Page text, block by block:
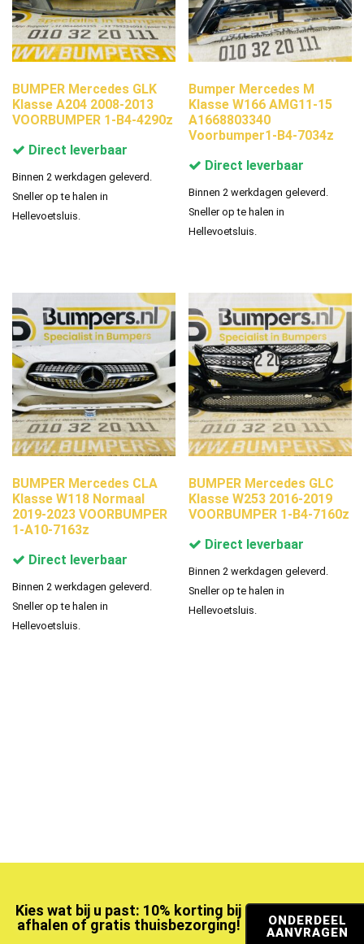
BUMPER Mercedes GLK
Klasse A204 2008-2013
VOORBUMPER 1-B4-4290z
Direct leverbaar
Binnen 2 werkdagen geleverd.
Sneller op te halen in
Hellevoetsluis.
Bumper Mercedes M
Klasse W166 AMG11-15
A1668803340
Voorbumper1-B4-7034z
Direct leverbaar
Binnen 2 werkdagen geleverd.
Sneller op te halen in
Hellevoetsluis.
BUMPER Mercedes CLA
Klasse W118 Normaal
2019-2023 VOORBUMPER
1-A10-7163z
Direct leverbaar
Binnen 2 werkdagen geleverd.
Sneller op te halen in
Hellevoetsluis.
BUMPER Mercedes GLC
Klasse W253 2016-2019
VOORBUMPER 1-B4-7160z
Direct leverbaar
Binnen 2 werkdagen geleverd.
Sneller op te halen in
Hellevoetsluis.
Kies wat bij u past: 10% korting bij
afhalen of gratis thuisbezorging!
ONDERDEEL
AANVRAGEN